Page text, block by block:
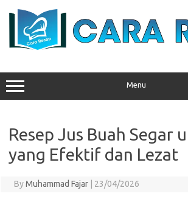
Menu
Resep Jus Buah Segar
yang Efektif dan Lezat
ByMuhammad Fajar 23/04/2026